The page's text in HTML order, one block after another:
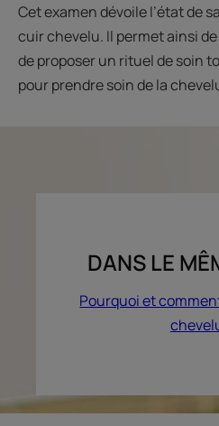
Cet examen dévoile l’état de
cuir chevelu. Il permet ainsi
de proposer un rituel de soin
pour prendre soin de la
DANS LE
Pourquoi et